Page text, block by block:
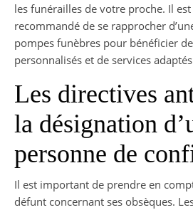
les funérailles de votre proche. Il
recommandé de se rapprocher
pompes funèbres pour bénéficier
personnalisés et de services
Les directives
la désignation
personne de
Il est important de prendre en
défunt concernant ses obsèques.